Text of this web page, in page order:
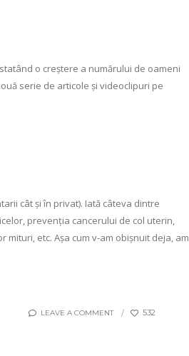
o creștere a numărului de oameni
serie de articole și videoclipuri pe
cât și în privat). Iată câteva dintre
prevenția cancerului de col uterin,
etc. Așa cum v-am obișnuit deja, am
LEAVE A COMMENT 532